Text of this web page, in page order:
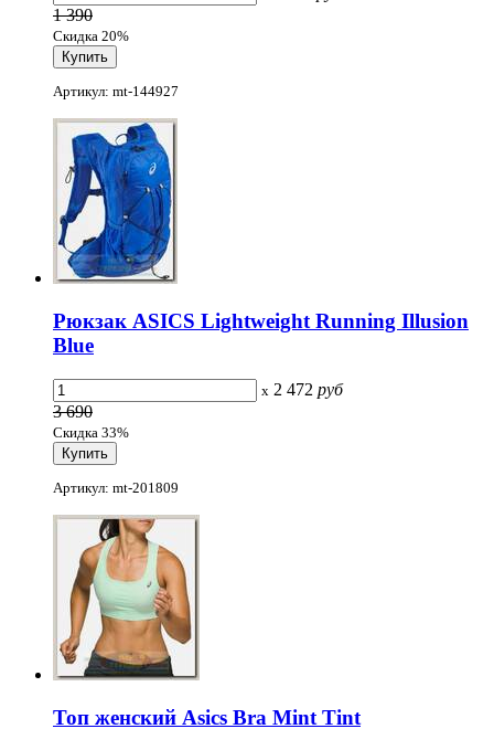
1 390
Скидка 20%
Артикул: mt-144927
Рюкзак ASICS Lightweight Running Illusion
Blue
x 2 472 руб
3 690
Скидка 33%
Артикул: mt-201809
Топ женский Asics Bra Mint Tint